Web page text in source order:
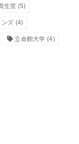
生堂 (5)
ンズ (4)
立命館大学 (4)